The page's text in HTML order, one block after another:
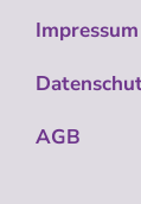
Impressum
AGB